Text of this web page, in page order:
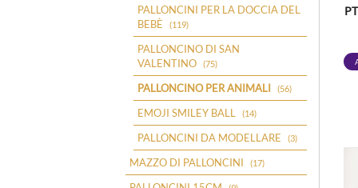
PALLONCINI PER LA DOCCIA DEL
BEBÈ
(119)
PALLONCINO DI SAN
VALENTINO
(75)
PALLONCINO PER ANIMALI (56)
EMOJI SMILEY BALL (14)
PALLONCINI DA MODELLARE (3)
MAZZO DI PALLONCINI (17)